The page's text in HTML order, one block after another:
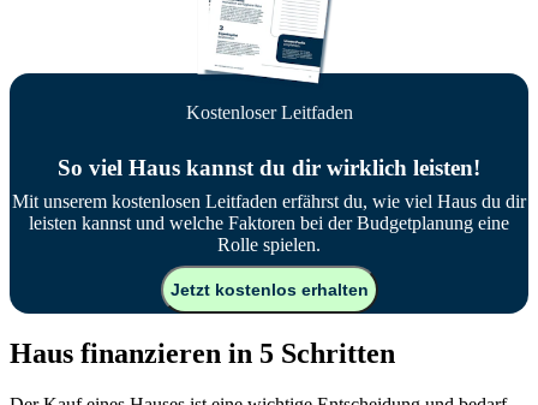
Kostenloser Leitfaden
So viel Haus kannst du dir wirklich leisten!
Mit unserem kostenlosen Leitfaden erfährst du, wie viel Haus du dir
leisten kannst und welche Faktoren bei der Budgetplanung eine
Rolle spielen.
Jetzt kostenlos erhalten
Haus finanzieren in 5 Schritten